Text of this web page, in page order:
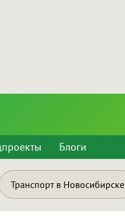
Блоги
Транспорт в Новосибирске